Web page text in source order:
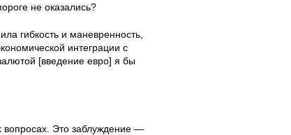
не оказались?
гибкость и маневренность,
интеграции с
[введение евро] я бы
Это заблуждение —